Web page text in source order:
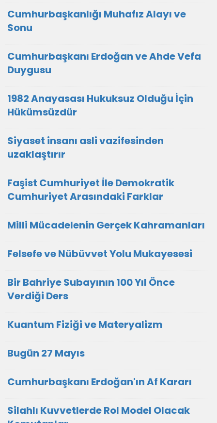
Cumhurbaşkanlığı Muhafız Alayı ve
Sonu
Cumhurbaşkanı Erdoğan ve Ahde Vefa
Duygusu
1982 Anayasası Hukuksuz Olduğu İçin
Hükümsüzdür
Siyaset insanı asli vazifesinden
uzaklaştırır
Faşist Cumhuriyet İle Demokratik
Cumhuriyet Arasındaki Farklar
Milli Mücadelenin Gerçek Kahramanları
Felsefe ve Nübüvvet Yolu Mukayesesi
Bir Bahriye Subayının 100 Yıl Önce
Verdiği Ders
Kuantum Fiziği ve Materyalizm
Bugün 27 Mayıs
Cumhurbaşkanı Erdoğan'ın Af Kararı
Silahlı Kuvvetlerde Rol Model Olacak